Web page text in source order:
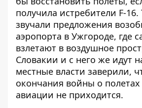
получила истребители F-
звучали предложения
аэропорта в Ужгороде, где
взлетают в воздушное
Словакии и с него же идут
местные власти заверили,
окончания войны о
авиации не приходится.